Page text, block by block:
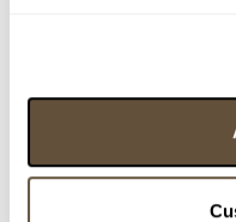
Chcete prodat
> Zobrazit informaci